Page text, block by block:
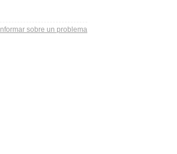
Informar sobre un problema